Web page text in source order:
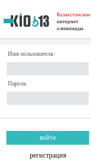
Казахстанские
интернет
олимпиады
Имя пользователя:
Пароль:
регистрация